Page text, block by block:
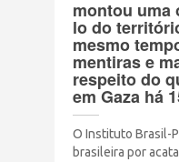
Junte-se a nós
PUBLICAÇÕES
CONTATO
montou uma
lo do
mesmo
mentiras e
respeito do
em Gaza há
O Instituto Brasil-
brasileira por